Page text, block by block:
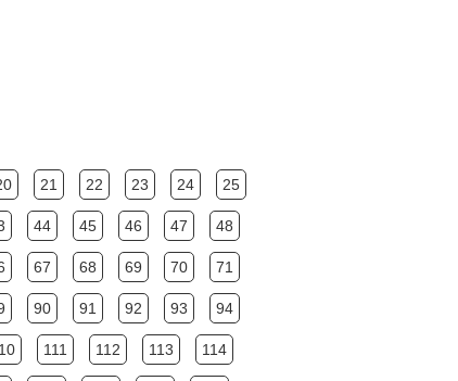
21 22 23 24 25
44 45 46 47 48
67 68 69 70 71
90 91 92 93 94
111 112 113 114